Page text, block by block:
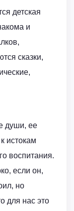
детская
и
сказки,
души, ее
истокам
воспитания.
если он,
но
для нас это